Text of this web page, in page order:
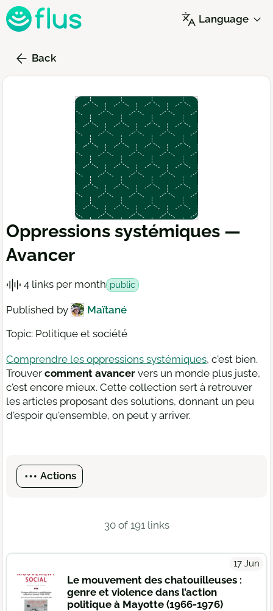
Skip
to
content
Language
Back
Oppressions systémiques —
Avancer
4 links per month public
Published by
Maïtané
Topic: Politique et société
Comprendre les oppressions systémiques, c'est bien.
Trouvercomment avancer vers un monde plus juste,
c'est encore mieux. Cette collection sert à retrouver
les articles proposant des solutions, donnant un peu
d'espoir qu'ensemble, on peut y arriver.
Actions
30 of 191 links
17 Jun
Le mouvement des chatouilleuses :
genre et violence dans l’action
politique à Mayotte (1966-1976)